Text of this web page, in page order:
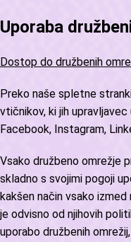
Uporaba
Dostop do družbenih
Preko naše spletne
vtičnikov, ki jih
Facebook, Instagram,
Vsako družbeno omrežje
skladno s svojimi pogoji
kakšen način vsako
je odvisno od njihovih
uporabo družbenih